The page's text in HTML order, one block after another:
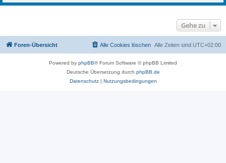
Gehe zu
Foren-Übersicht Alle Zeiten sind UTC+02:00
Alle Cookies löschen
Powered by phpBB® Forum Software © phpBB Limited
Deutsche Übersetzung durch phpBB.de
Datenschutz| Nutzungsbedingungen